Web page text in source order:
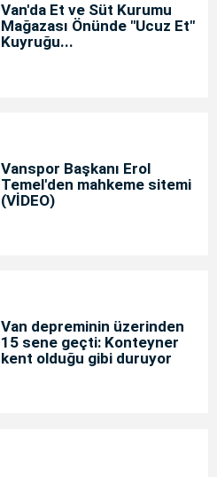
Van'da Et ve Süt Kurumu
Mağazası Önünde "Ucuz Et"
Kuyruğu...
Vanspor Başkanı Erol
Temel'den mahkeme sitemi
(VİDEO)
Van depreminin üzerinden
15 sene geçti: Konteyner
kent olduğu gibi duruyor